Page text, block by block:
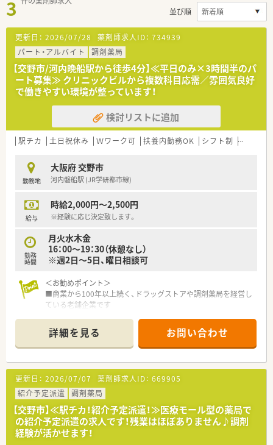
3
並び順
更新日： 2026/07/28 薬剤師求人ID： 734939
パート・アルバイト
調剤薬局
【交野市/河内晩船駅から徒歩4分】≪平日のみ×3時間半のパ
ート募集≫ クリニックビルから複数科目応需／雰囲気良好
で働きやすい環境が整っています！
検討リストに追加
駅チカ 土日祝休み Ｗワーク可 扶養内勤務OK シフト制 大手チ
勤務地
大阪府 交野市
河内磐船駅 (JR学研都市線)
給与
時給2,000円～2,500円
※経験に応じ決定致します。
勤務
時間
月火水木金
16：00～19：30（休憩なし）
※週2日～5日、曜日相談可
＜お勧めポイント＞
■商業から100年以上続く、ドラッグストアや調剤薬局を経営し
ている老舗企業です
入っています
■枚数は1日200枚程度と多めですが、常時4～5名が勤務してい
ます
■残業がほぼ無く、仕事とプライベートを分けメリハリをつけて
働けます。
■社員全員、穏やかな人柄の方が多く、アットホームな職場で
す。
詳細を見る お問い合わせ
更新日： 2026/07/07 薬剤師求人ID： 669905
紹介予定派遣
調剤薬局
【交野市】≪駅チカ！紹介予定派遣！≫医療モール型の薬局で
の紹介予定派遣の求人です！残業はほぼありません♪調剤
経験が活かせます！